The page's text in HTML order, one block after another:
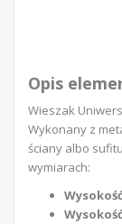
Opis
Wieszak
Wykonany z
ściany albo
wymiarach: